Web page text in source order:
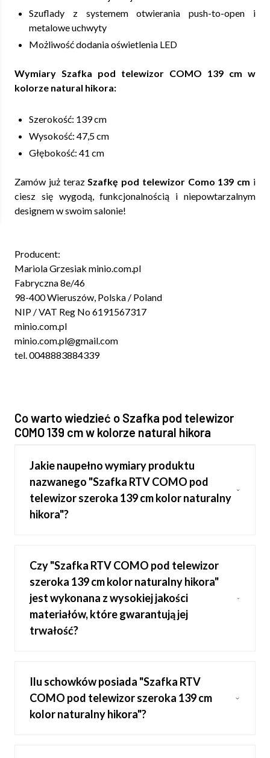
Szuflady z systemem otwierania push-to-open i
metalowe uchwyty
Możliwość dodania oświetlenia LED
Wymiary Szafka pod telewizor COMO 139 cm w
kolorze natural hikora:
Szerokość: 139 cm
Wysokość: 47,5 cm
Głębokość: 41 cm
Zamów już terazSzafkę pod telewizor Como 139 cm i
ciesz się wygodą, funkcjonalnością i niepowtarzalnym
designem w swoim salonie!
Producent:
Mariola Grzesiak minio.com.pl
Fabryczna 8e/46
98-400 Wieruszów, Polska / Poland
NIP / VAT Reg No 6191567317
minio.com.pl
minio.com.pl@gmail.com
tel. 0048883884339
Co warto wiedzieć o Szafka pod telewizor
COMO 139 cm w kolorze natural hikora
Jakie naupełno wymiary produktu
nazwanego "Szafka RTV COMO pod
telewizor szeroka 139 cm kolor naturalny
hikora"?
Czy "Szafka RTV COMO pod telewizor
szeroka 139 cm kolor naturalny hikora"
jest wykonana z wysokiej jakości
materiałów, które gwarantują jej
trwałość?
Ilu schowków posiada "Szafka RTV
COMO pod telewizor szeroka 139 cm
kolor naturalny hikora"?